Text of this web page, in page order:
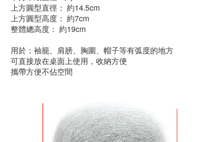
上方圓型直徑 ： 約14.5cm
上方圓型高度 ： 約7cm
整體總高度 ： 約19cm
用於 ：袖籠、肩膀、胸圍、帽子等有弧度的地方
可直接放在桌面上使用，收納方便
攜帶方便不佔空間